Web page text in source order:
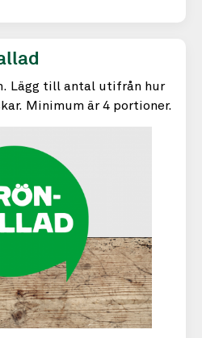
Lägg till antal utifrån hur
Minimum är 4 portioner.